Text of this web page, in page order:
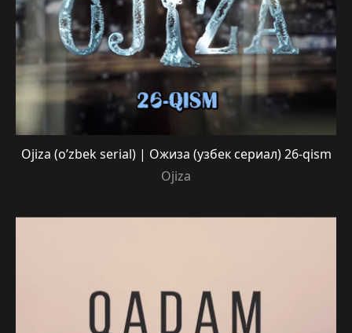
Ojiza (o’zbek serial) | Ожиза (узбек сериал) 26-qism
Ojiza